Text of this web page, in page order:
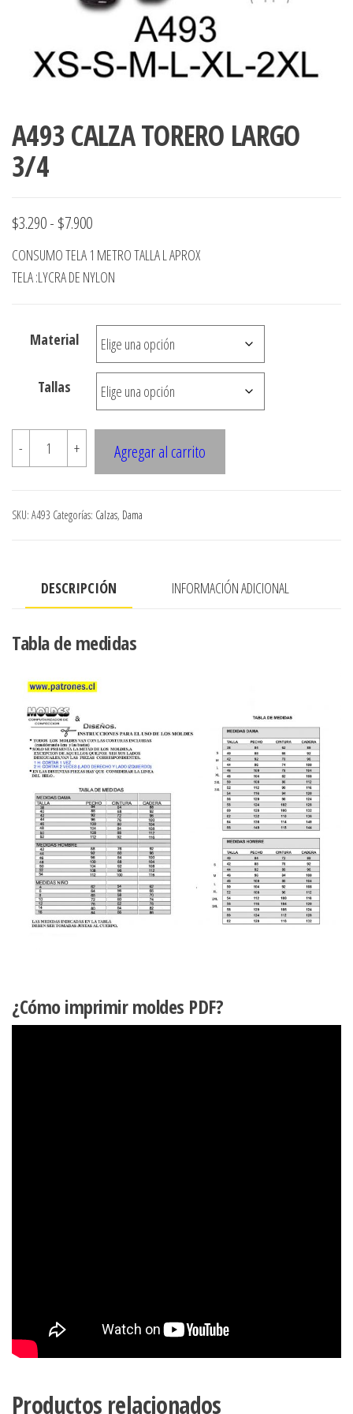
A493 CALZA TORERO LARGO
3/4
$3.290- $7.900Rango
de
precios:
$3.290
hasta
$7.900
CONSUMO TELA 1 METRO TALLA L APROX
TELA :LYCRA DE NYLON
Material
Tallas
-
A493
CALZA
LARGO
+ Agregar al carrito
SKU: A493 Categorías: Calzas, Dama
DESCRIPCIÓN INFORMACIÓN ADICIONAL
Tabla de medidas
¿Cómo imprimir moldes PDF?
Productos relacionados